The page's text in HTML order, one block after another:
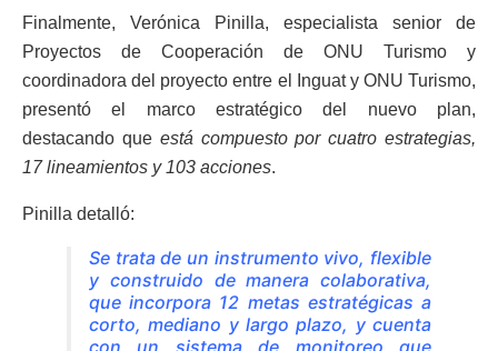
Finalmente, Verónica Pinilla, especialista senior de
Proyectos de Cooperación de ONU Turismo y
coordinadora del proyecto entre el Inguat y ONU Turismo,
presentó el marco estratégico del nuevo plan,
destacando que está compuesto por cuatro estrategias,
17 lineamientos y 103 acciones.
Pinilla detalló:
Se trata de un instrumento vivo, flexible
y construido de manera colaborativa,
que incorpora 12 metas estratégicas a
corto, mediano y largo plazo, y cuenta